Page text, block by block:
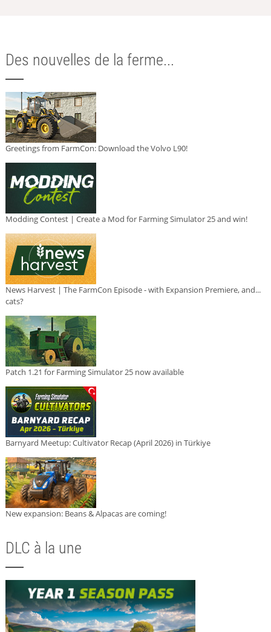
Des nouvelles de la ferme...
Greetings from FarmCon: Download the Volvo L90!
Modding Contest | Create a Mod for Farming Simulator 25 and win!
News Harvest | The FarmCon Episode - with Expansion Premiere, and...
cats?
Patch 1.21 for Farming Simulator 25 now available
Barnyard Meetup: Cultivator Recap (April 2026) in Türkiye
New expansion: Beans & Alpacas are coming!
DLC à la une